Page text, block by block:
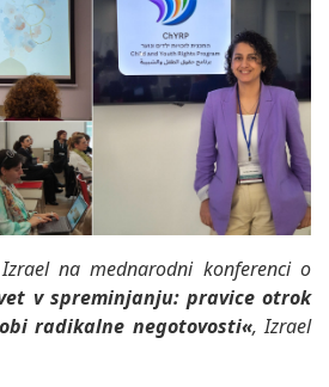
Izrael na mednarodni konferenci o
v spreminjanju: pravice otrok
radikalne negotovosti«, Izrael